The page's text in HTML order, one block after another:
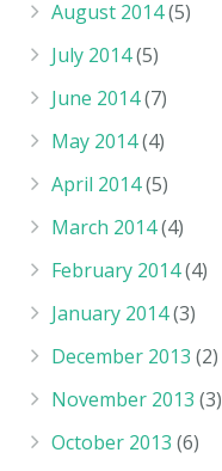
August 2014(5)
July 2014(5)
June 2014(7)
May 2014(4)
April 2014(5)
March 2014(4)
February 2014(4)
January 2014(3)
December 2013 (2)
November 2013 (3)
October 2013 (6)